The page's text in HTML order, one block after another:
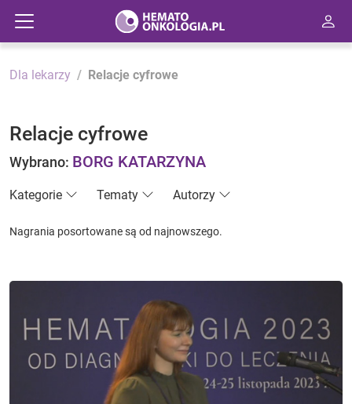
Dla lekarzy Relacje cyfrowe
Relacje cyfrowe
Wybrano: BORG KATARZYNA
Kategorie Tematy Autorzy
Nagrania posortowane są od najnowszego.